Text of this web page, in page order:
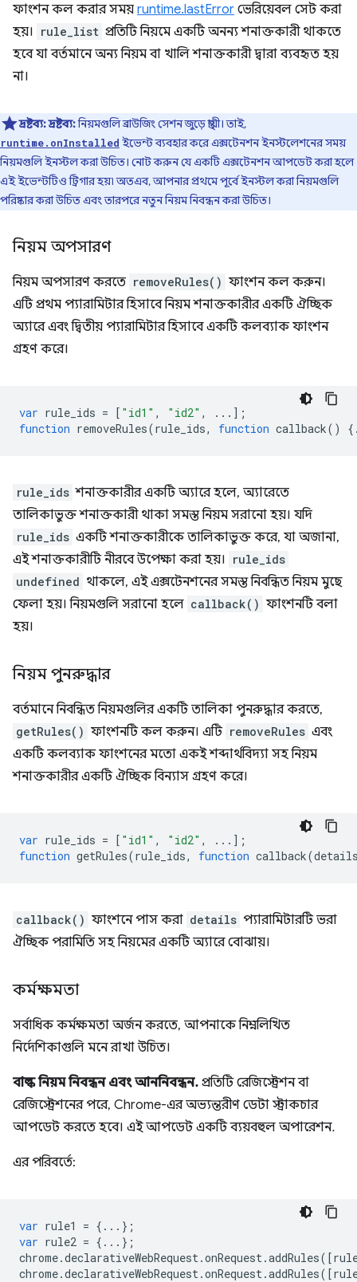
ফাংশন কল করার সময় runtime.lastError ভেরিয়েবল সেট করা
হয়। rule_list প্রতিটি নিয়মে একটি অনন্য শনাক্তকারী থাকতে
হবে যা বর্তমানে অন্য নিয়ম বা খালি শনাক্তকারী দ্বারা ব্যবহৃত হয়
না।
দ্রষ্টব্য:দ্রষ্টব্য:নিয়মগুলি ব্রাউজিং সেশন জুড়ে স্থায়ী। তাই,
runtime.onInstalled ইভেন্ট ব্যবহার করে এক্সটেনশন ইনস্টলেশনের সময়
নিয়মগুলি ইনস্টল করা উচিত। নোট করুন যে একটি এক্সটেনশন আপডেট করা হলে
এই ইভেন্টটিও ট্রিগার হয়৷ অতএব, আপনার প্রথমে পূর্বে ইনস্টল করা নিয়মগুলি
পরিষ্কার করা উচিত এবং তারপরে নতুন নিয়ম নিবন্ধন করা উচিত।
নিয়ম অপসারণ
নিয়ম অপসারণ করতে removeRules() ফাংশন কল করুন।
এটি প্রথম প্যারামিটার হিসাবে নিয়ম শনাক্তকারীর একটি ঐচ্ছিক
অ্যারে এবং দ্বিতীয় প্যারামিটার হিসাবে একটি কলব্যাক ফাংশন
গ্রহণ করে।
var rule_ids = [ "id1" , "id2" ,
...];
function removeRules(rule_ids, function callback()
rule_ids শনাক্তকারীর একটি অ্যারে হলে, অ্যারেতে
তালিকাভুক্ত শনাক্তকারী থাকা সমস্ত নিয়ম সরানো হয়। যদি
rule_ids একটি শনাক্তকারীকে তালিকাভুক্ত করে, যা অজানা,
এই শনাক্তকারীটি নীরবে উপেক্ষা করা হয়। rule_ids
undefined থাকলে, এই এক্সটেনশনের সমস্ত নিবন্ধিত নিয়ম মুছে
ফেলা হয়। নিয়মগুলি সরানো হলে callback() ফাংশনটি বলা
হয়।
নিয়ম পুনরুদ্ধার
বর্তমানে নিবন্ধিত নিয়মগুলির একটি তালিকা পুনরুদ্ধার করতে,
getRules() ফাংশনটি কল করুন। এটি removeRules এবং
একটি কলব্যাক ফাংশনের মতো একই শব্দার্থবিদ্যা সহ নিয়ম
শনাক্তকারীর একটি ঐচ্ছিক বিন্যাস গ্রহণ করে।
var rule_ids = [ "id1" , "id2" ,
...];
function getRules(rule_ids, function callback(
callback() ফাংশনে পাস করা details প্যারামিটারটি ভরা
ঐচ্ছিক পরামিতি সহ নিয়মের একটি অ্যারে বোঝায়।
কর্মক্ষমতা
সর্বাধিক কর্মক্ষমতা অর্জন করতে, আপনাকে নিম্নলিখিত
নির্দেশিকাগুলি মনে রাখা উচিত।
বাল্ক নিয়ম নিবন্ধন এবং আননিবন্ধন. প্রতিটি রেজিস্ট্রেশন বা
রেজিস্ট্রেশনের পরে, Chrome-এর অভ্যন্তরীণ ডেটা স্ট্রাকচার
আপডেট করতে হবে। এই আপডেট একটি ব্যয়বহুল অপারেশন.
এর পরিবর্তে:
var rule1 = {...};
var rule2 = {...};
chrome.declarativeWebRequest.onRequest.addRules([
chrome.declarativeWebRequest.onRequest.addRules([